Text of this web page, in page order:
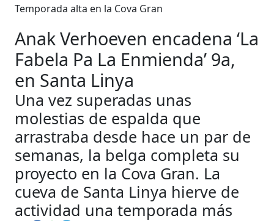
Temporada alta en la Cova Gran
Anak Verhoeven encadena ‘La
Fabela Pa La Enmienda’ 9a,
en Santa Linya
Una vez superadas unas
molestias de espalda que
arrastraba desde hace un par de
semanas, la belga completa su
proyecto en la Cova Gran. La
cueva de Santa Linya hierve de
actividad una temporada más